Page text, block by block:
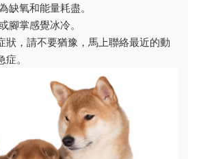
缺氧和能量耗盡。
腳掌感覺冰冷。
狀，請不要猶豫，馬上聯絡最近的動
。